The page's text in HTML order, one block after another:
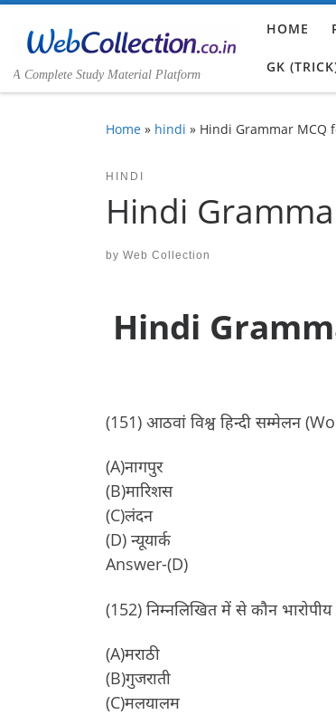
Skip to content
A Complete Study Material Platform
HOME
GK
Home » hindi » Hindi Grammar MCQ
HINDI
Hindi
by Web Collection
Hindi
(151) आठवां विश्व हिन्दी सम्मेलन
(A)नागपुर
(B)मारिशस
(C)लंदन
(D) न्यूयार्क
Answer-(D)
(152) निम्नलिखित में से कौन भारोपीय
(A)मराठी
(B)गुजराती
(C)मलयालम